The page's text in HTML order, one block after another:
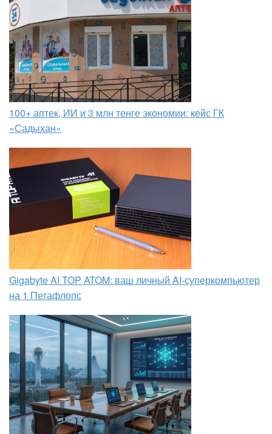
100+ аптек, ИИ и 3 млн тенге экономии: кейс ГК
«Садыхан»
Gigabyte AI TOP ATOM: ваш личный AI-суперкомпьютер
на 1 Петафлопс